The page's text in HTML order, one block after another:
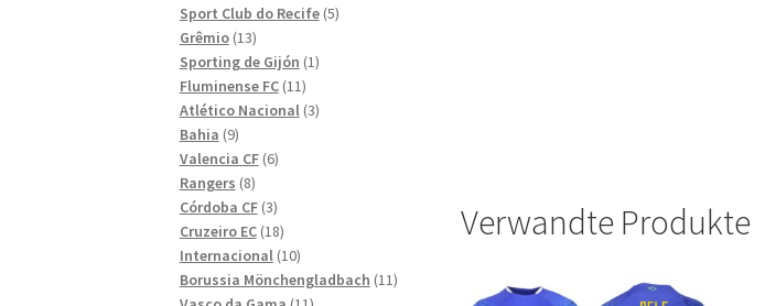
Verwandte Produkte
produkter
Sport Club do Recife 55
Grêmio 1313
produkter
Sporting de Gijón 11
Fluminense FC 1111
produkter
Atlético Nacional 33
Bahia 99
produkter
Valencia CF 66
Rangers 88
produkter
Córdoba CF 33
produkter
Cruzeiro EC 1818
produkter
Internacional 1010
produkter
Borussia Mönchengladbach 1111